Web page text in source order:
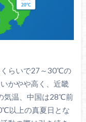
くらいで27～30℃の
かやや高く、近畿
気温、中国は28℃前
以上の真夏日とな